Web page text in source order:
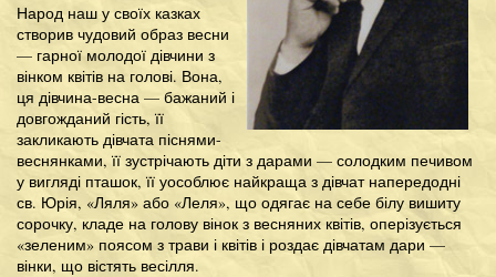
Народ наш у своїх казках
створив чудовий образ весни
— гарної молодої дівчини з
вінком квітів на голові. Вона,
ця дівчина-весна — бажаний і
довгожданий гість, її
закликають дівчата піснями-
веснянками, її зустрічають діти з дарами — солодким печивом
у вигляді пташок, її уособлює найкраща з дівчат напередодні
св. Юрія, «Ляля» або «Леля», що одягає на себе білу вишиту
сорочку, кладе на голову вінок з весняних квітів, оперізується
«зеленим» поясом з трави і квітів і роздає дівчатам дари —
вінки, що вістять весілля.